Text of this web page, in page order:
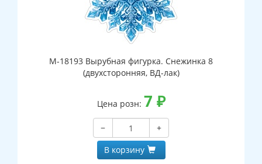
М-18193 Вырубная фигурка. Снежинка 8
(двухсторонняя, ВД-лак)
Цена розн: 7 ₽
−
+
В корзину